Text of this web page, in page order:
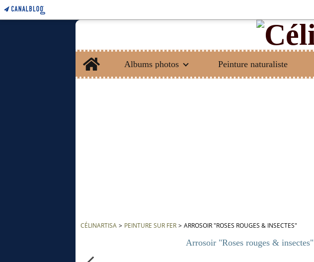
Home
Albums photos
Peinture naturaliste
CÉLINARTISA > PEINTURE SUR FER > ARROSOIR "ROSES ROUGES & INSECTES"
Arrosoir "Roses rouges & insectes"